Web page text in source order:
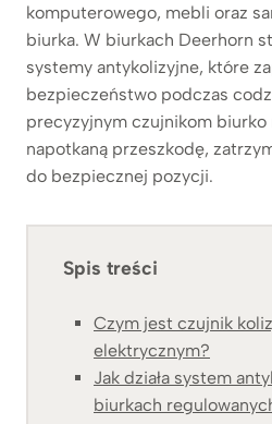
komputerowego, mebli oraz
biurka. W biurkach Deerhorn
systemy antykolizyjne, które
bezpieczeństwo podczas
precyzyjnym czujnikom
napotkaną przeszkodę,
do bezpiecznej pozycji.
Spis treści
Czym jest czujnik
elektrycznym?
Jak działa system
biurkach